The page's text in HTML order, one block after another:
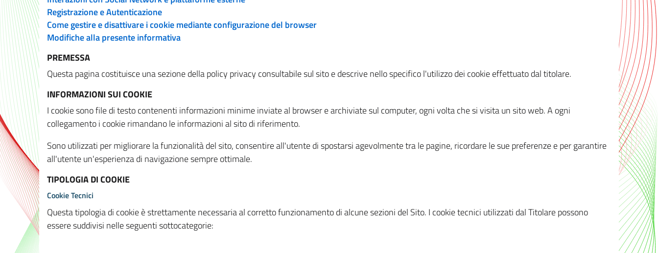
Registrazione e Autenticazione
Come gestire e disattivare i cookie mediante configurazione del browser
Modifiche alla presente informativa
PREMESSA
Questa pagina costituisce una sezione della policy privacy consultabile sul sito e descrive nello specifico l'utilizzo dei cookie effettuato dal titolare.
INFORMAZIONI SUI COOKIE
I cookie sono file di testo contenenti informazioni minime inviate al browser e archiviate sul computer, ogni volta che si visita un sito web. A ogni
collegamento i cookie rimandano le informazioni al sito di riferimento.
Sono utilizzati per migliorare la funzionalità del sito, consentire all'utente di spostarsi agevolmente tra le pagine, ricordare le sue preferenze e per garantire
all'utente un'esperienza di navigazione sempre ottimale.
TIPOLOGIA DI COOKIE
Cookie Tecnici
Questa tipologia di cookie è strettamente necessaria al corretto funzionamento di alcune sezioni del Sito. I cookie tecnici utilizzati dal Titolare possono
essere suddivisi nelle seguenti sottocategorie: